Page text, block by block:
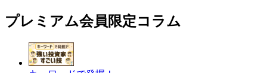
プレミアム会員限定コラム